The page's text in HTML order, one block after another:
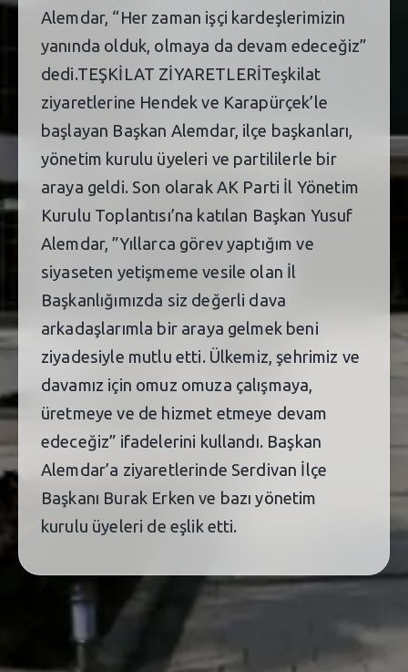
Alemdar, “Her zaman işçi kardeşlerimizin
yanında olduk, olmaya da devam edeceğiz”
dedi.TEŞKİLAT ZİYARETLERİTeşkilat
ziyaretlerine Hendek ve Karapürçek’le
başlayan Başkan Alemdar, ilçe başkanları,
yönetim kurulu üyeleri ve partililerle bir
araya geldi. Son olarak AK Parti İl Yönetim
Kurulu Toplantısı’na katılan Başkan Yusuf
Alemdar, ”Yıllarca görev yaptığım ve
siyaseten yetişmeme vesile olan İl
Başkanlığımızda siz değerli dava
arkadaşlarımla bir araya gelmek beni
ziyadesiyle mutlu etti. Ülkemiz, şehrimiz ve
davamız için omuz omuza çalışmaya,
üretmeye ve de hizmet etmeye devam
edeceğiz” ifadelerini kullandı. Başkan
Alemdar’a ziyaretlerinde Serdivan İlçe
Başkanı Burak Erken ve bazı yönetim
kurulu üyeleri de eşlik etti.